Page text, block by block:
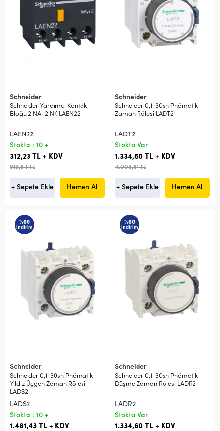
Schneider
Schneider Yardımcı Kontak
Bloğu 2 NA+2 NK LAEN22
LAEN22
Stokta : 10 +
312,23 TL + KDV
913,84 TL
+ Sepete Ekle Hemen Al
Schneider
Schneider 0,1-30sn Pnömatik
Zaman Rölesi LADT2
LADT2
Stokta Var
1.334,60 TL + KDV
4.003,81 TL
+ Sepete Ekle Hemen Al
%60
indirim
Schneider
Schneider 0,1-30sn Pnömatik
Yıldız Üçgen Zaman Rölesi
LADS2
LADS2
Stokta : 10 +
1.481,43 TL + KDV
%60
indirim
Schneider
Schneider 0,1-30sn Pnömatik
Düşme Zaman Rölesi LADR2
LADR2
Stokta Var
1.334,60 TL + KDV